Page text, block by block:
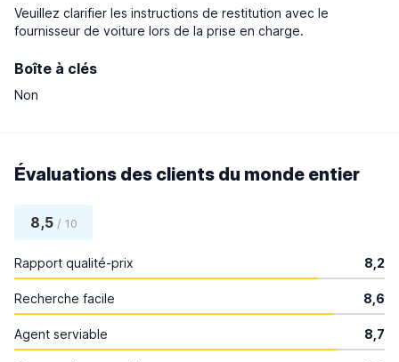
Veuillez clarifier les instructions de restitution avec le
fournisseur de voiture lors de la prise en charge.
Boîte à clés
Non
Évaluations des clients du monde entier
8,5/ 10
Rapport qualité-prix 8,2
Recherche facile 8,6
Agent serviable 8,7